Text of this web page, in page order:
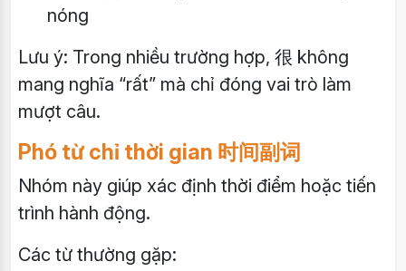
nóng
Lưu ý: Trong nhiều trường hợp, 很 không
mang nghĩa “rất” mà chỉ đóng vai trò làm
mượt câu.
Phó từ chỉ thời gian 时间副词
Nhóm này giúp xác định thời điểm hoặc tiến
trình hành động.
Các từ thường gặp: